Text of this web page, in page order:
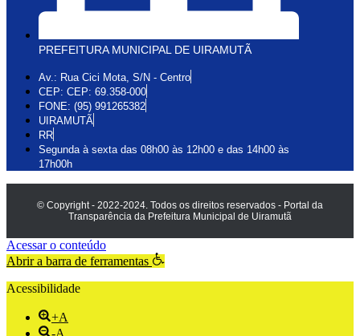
PREFEITURA MUNICIPAL DE UIRAMUTÃ
Av.: Rua Cici Mota, S/N - Centro
CEP: CEP: 69.358-000
FONE: (95) 991265382
UIRAMUTÃ
RR
Segunda à sexta das 08h00 às 12h00 e das 14h00 às
17h00h
© Copyright - 2022-2024. Todos os direitos reservados - Portal da
Transparência da Prefeitura Municipal de Uiramutã
Acessar o conteúdo
Abrir a barra de ferramentas
Acessibilidade
+A
-A